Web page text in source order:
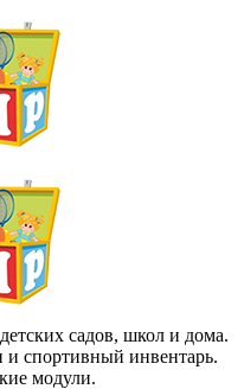
садов, школ и дома.
и спортивный инвентарь.
модули.